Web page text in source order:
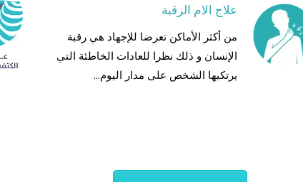
علاج الام الرقبة
من أكثر الأماكن تعرضا للإجهاد هي رقبة
الإنسان و ذلك نظرا للعادات الخاطئة التي
يرتكبها الشخص على مدار اليوم...